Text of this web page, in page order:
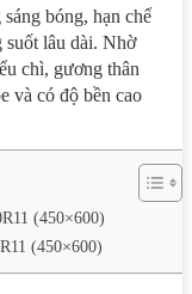
bóng, hạn chế
suốt lâu dài. Nhờ
chì, gương thân
và có độ bền cao
(450×600)
(450×600)